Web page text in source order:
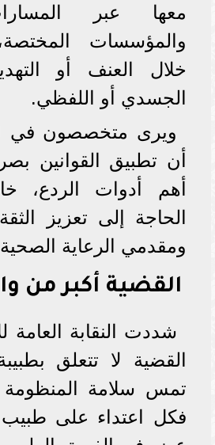
معها عبر
والمؤسسات
خلال العنف أو
الجسدي أو اللفظي.
ويرى متخصصون في
أن تطبيق القوانين
أهم أدوات
الحاجة إلى تعزيز
ومقدمي الرعاية
القضية أكبر من
شددت النقابة العامة
القضية لا تتعلق
تمس سلامة
فكل اعتداء على